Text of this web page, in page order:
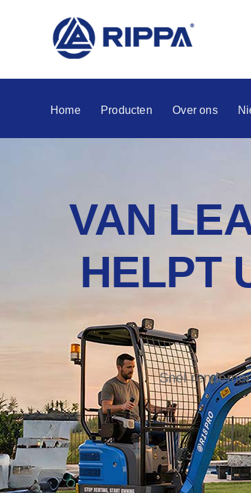
Home Producten Over ons
VAN
HELPT
Snel